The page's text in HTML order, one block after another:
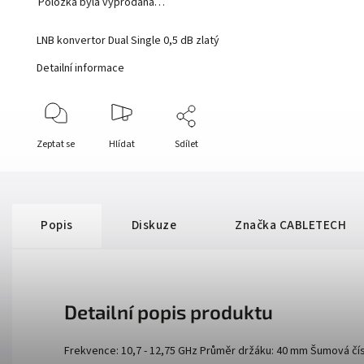
LNB konvertor Dual Single 0,5 dB zlatý
Detailní informace
Zeptat se Hlídat Sdílet
Popis Diskuze Značka CABLETECH
Detailní popis produktu
Frekvence: 10,7 - 12,75 GHz Průměr držáku: 40 mm Šumová